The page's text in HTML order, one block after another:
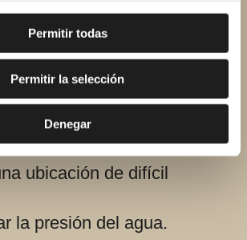
Permitir todas
Permitir la selección
Denegar
también puede suponer
algunos errores. Estos
frecuentes:
grifería a una altura no
ubicación de difícil
la presión del agua.